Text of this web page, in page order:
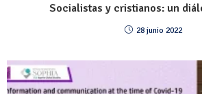
Socialistas y cristianos: un
28 junio 2022